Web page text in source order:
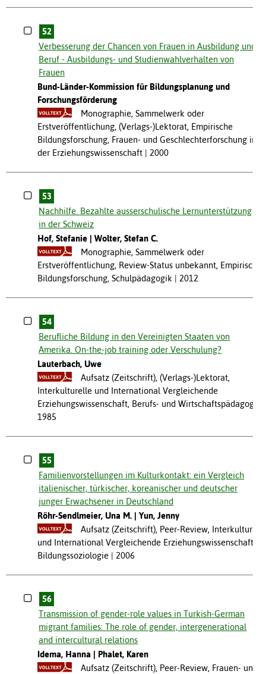
52
Verbesserung der Chancen von Frauen in Ausbildung und
Beruf - Ausbildungs- und Studienwahlverhalten von
Frauen
Bund-Länder-Kommission für Bildungsplanung und
Forschungsförderung
Monographie, Sammelwerk oder
Erstveröffentlichung, (Verlags-)Lektorat, Empirische
Bildungsforschung, Frauen- und Geschlechterforschung in
der Erziehungswissenschaft
2000
53
Nachhilfe. Bezahlte ausserschulische Lernunterstützung
in der Schweiz
Hof, Stefanie
Wolter, Stefan C.
Monographie, Sammelwerk oder
Erstveröffentlichung, Review-Status unbekannt, Empirische
Bildungsforschung, Schulpädagogik
2012
54
Berufliche Bildung in den Vereinigten Staaten von
Amerika. On-the-job training oder Verschulung?
Lauterbach, Uwe
Aufsatz (Zeitschrift), (Verlags-)Lektorat,
Interkulturelle und International Vergleichende
Erziehungswissenschaft, Berufs- und Wirtschaftspädagogik
1985
55
Familienvorstellungen im Kulturkontakt: ein Vergleich
italienischer, türkischer, koreanischer und deutscher
junger Erwachsener in Deutschland
Röhr-Sendlmeier, Una M.
Yun, Jenny
Aufsatz (Zeitschrift), Peer-Review,
und International Vergleichende Erziehungswissenschaft,
Bildungssoziologie
2006
56
Transmission of gender-role values in Turkish-German
migrant families: The role of gender, intergenerational
and intercultural relations
Idema, Hanna
Phalet, Karen
Aufsatz (Zeitschrift), Peer-Review, Frauen- und